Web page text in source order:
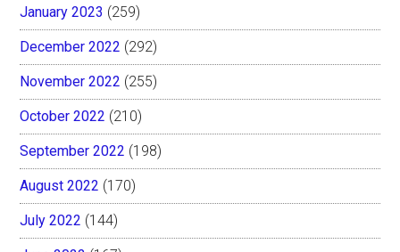
January 2023 (259)
December 2022 (292)
November 2022 (255)
October 2022 (210)
September 2022 (198)
August 2022 (170)
July 2022 (144)